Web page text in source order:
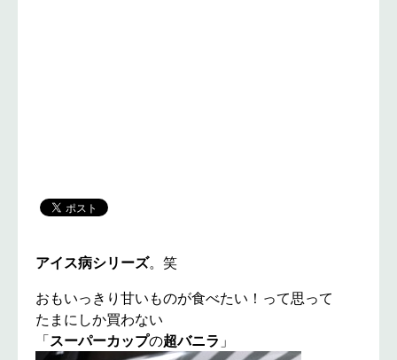
アイス病シリーズ。笑
おもいっきり甘いものが食べたい！って思って
たまにしか買わない
「スーパーカップの超バニラ 」